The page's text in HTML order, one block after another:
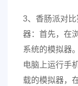
3、香肠派对
器：首先，在
系统的模拟器
电脑上运行手
载的模拟器，